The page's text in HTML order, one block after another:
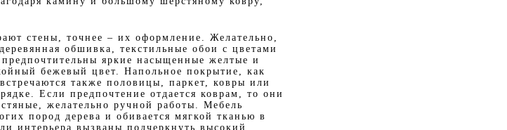
стены, точнее – их оформление. Желательно,
обшивка, текстильные обои с цветами
яркие насыщенные желтые и
бежевый цвет. Напольное покрытие, как
также половицы, паркет, ковры или
Если предпочтение отдается коврам, то они
желательно ручной работы. Мебель
пород дерева и обивается мягкой тканью в
интерьера вызваны подчеркнуть высокий